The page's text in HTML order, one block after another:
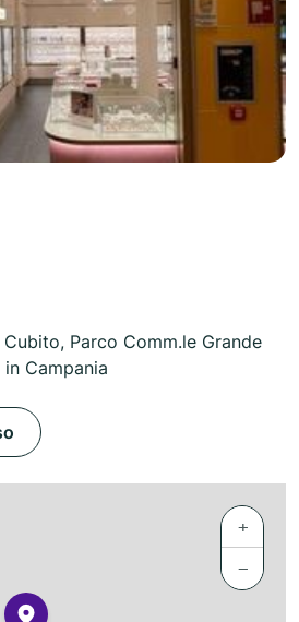
Parco Comm.le Grande
Campania
+
−